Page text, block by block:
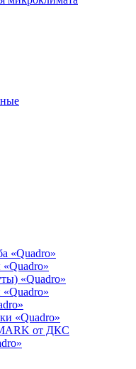
«Quadro»
«Quadro»
«Quadro»
от ДКС